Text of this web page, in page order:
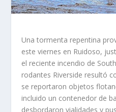
Una tormenta repentina
este viernes en Ruidoso,
el reciente incendio de
rodantes Riverside resultó
se reportaron objetos
incluido un contenedor de
desbordaron vialidades y